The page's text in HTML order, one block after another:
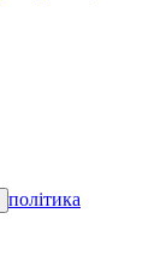
політика